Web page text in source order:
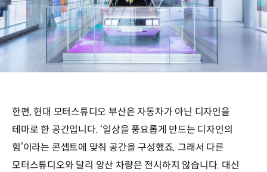
한편, 현대 모터스튜디오 부산은 자동차가 아닌 디자인을
테마로 한 공간입니다. ‘일상을 풍요롭게 만드는 디자인의
힘’이라는 콘셉트에 맞춰 공간을 구성했죠. 그래서 다른
모터스튜디오와 달리 양산 차량은 전시하지 않습니다. 대신